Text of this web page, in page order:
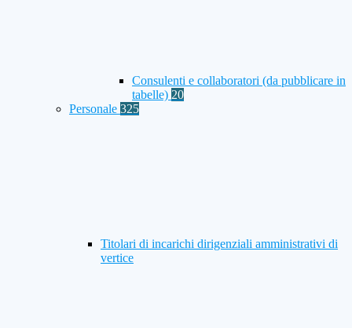
Consulenti e collaboratori (da pubblicare in
tabelle) 20
Personale 325
Titolari di incarichi dirigenziali amministrativi di
vertice